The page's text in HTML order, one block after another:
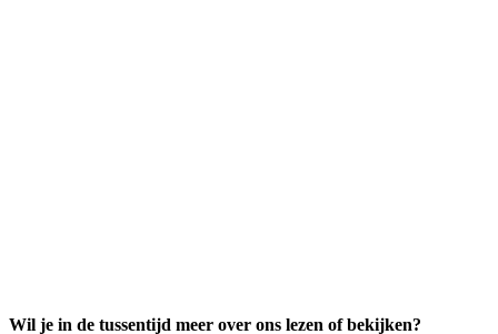
Wil je in de tussentijd meer over ons lezen of bekijken?